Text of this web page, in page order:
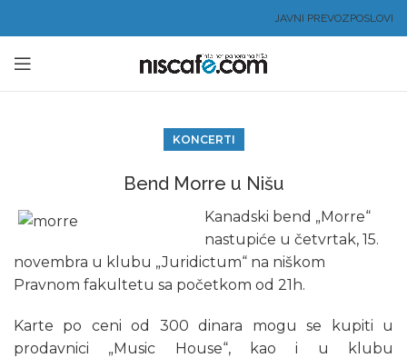
JAVNI PREVOZPOSLOVI
KONCERTI
Bend Morre u Nišu
Kanadski bend „Morre“
nastupiće u četvrtak, 15.
novembra u klubu „Juridictum“ na niškom
Pravnom fakultetu sa početkom od 21h.
Karte po ceni od 300 dinara mogu se kupiti u
prodavnici „Music House“, kao i u klubu